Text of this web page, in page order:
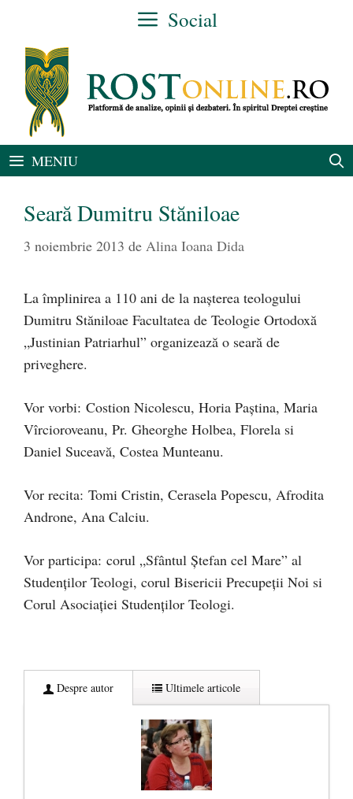
conținut
Social
MENIU
Seară Dumitru Stăniloae
3 noiembrie 2013 de Alina Ioana Dida
La împlinirea a 110 ani de la naşterea teologului
Dumitru Stăniloae Facultatea de Teologie Ortodoxă
„Justinian Patriarhul” organizează o seară de
priveghere.
Vor vorbi: Costion Nicolescu, Horia Paştina, Maria
Vîrcioroveanu, Pr. Gheorghe Holbea, Florela si
Daniel Suceavă, Costea Munteanu.
Vor recita: Tomi Cristin, Cerasela Popescu, Afrodita
Androne, Ana Calciu.
Vor participa: corul „Sfântul Ştefan cel Mare” al
Studenţilor Teologi, corul Bisericii Precupeţii Noi si
Corul Asociaţiei Studenţilor Teologi.
Despre autor Ultimele articole